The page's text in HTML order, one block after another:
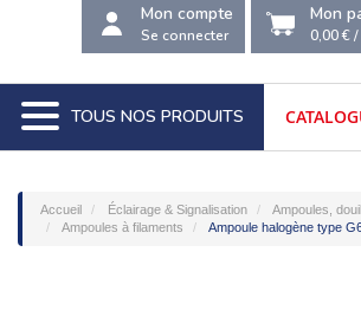
Mon compte
Se connecter
Mon
0,00 €/
TOUS NOS PRODUITS
Accueil Éclairage & Signalisation
Ampoules,
Ampoules à filaments
Ampoule halogène type